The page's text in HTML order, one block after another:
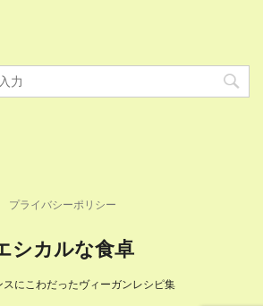
プライバシーポリシー
シカルな食卓
スにこわだったヴィーガンレシピ集